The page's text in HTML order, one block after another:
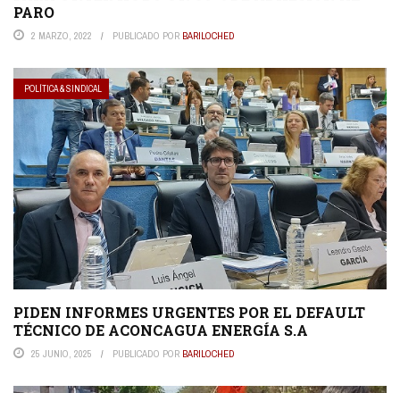
PARO
2 MARZO, 2022 PUBLICADO POR BARILOCHED
POLÍTICA & SINDICAL
PIDEN INFORMES URGENTES POR EL DEFAULT
TÉCNICO DE ACONCAGUA ENERGÍA S.A
25 JUNIO, 2025 PUBLICADO POR BARILOCHED